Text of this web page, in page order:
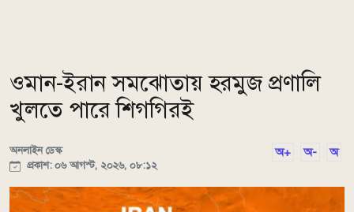
ওমান-ইরান সমঝোতায় হরমুজ প্রণালি
খুলতে পারে শিগগিরই
অনলাইন ডেস্ক
প্রকাশ: ০৬ আগস্ট, ২০২৬, ০৮:১২
অ+ অ- অ